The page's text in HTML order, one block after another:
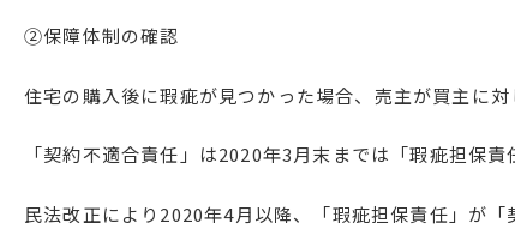
②保障体制の確認
住宅の購入後に瑕疵が見つかった場合、売主が買主に
「契約不適合責任」は2020年3月末までは「瑕疵担保責
民法改正により2020年4月以降、「瑕疵担保責任」が